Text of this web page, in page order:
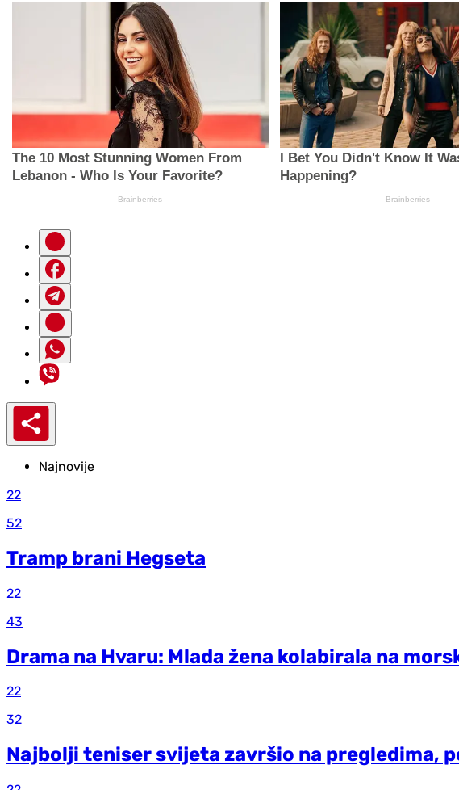
Najnovije
22
52
Tramp brani Hegseta
22
43
Drama na Hvaru: Mlada žena kolabirala na
22
32
Najbolji teniser svijeta završio na pregledima,